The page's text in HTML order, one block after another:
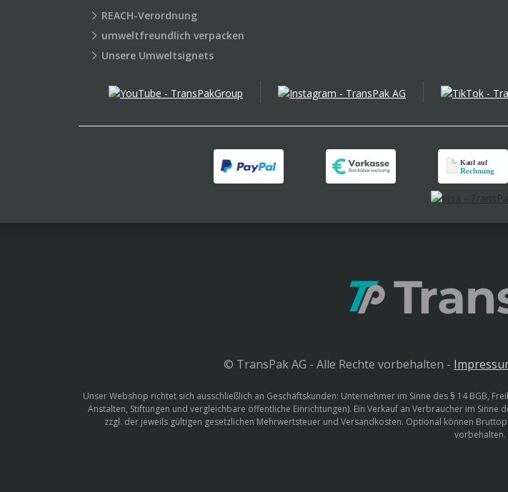
REACH-Verordnung
umweltfreundlich verpacken
Unsere Umweltsignets
© TransPak AG - Alle Rechte vorbehalten -
Unser Webshop richtet sich ausschließlich an Geschäftskunden: Unternehmer im Sinne des § 14 BGB,
Anstalten, Stiftungen und vergleichbare öffentliche Einrichtungen). Ein Verkauf an Verbraucher im
zzgl. der jeweils gültigen gesetzlichen Mehrwertsteuer und Versandkosten. Optional können
vorbehalten.